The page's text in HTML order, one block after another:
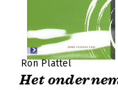
Ron Plattel
Het